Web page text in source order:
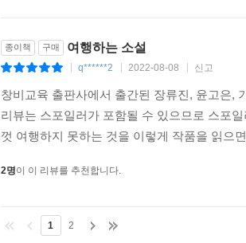
종이책 구매 여행하는 소설
q******2 2022-08-08 신고
창비교육 출판사에서 출간된 장류진, 윤고은,
리뷰는 스포일러가 포함될 수 있으므로 스포
껏 여행하지 못하는 것을 이렇게 작품을 읽으
2명이 이 리뷰를 추천합니다.
1 2